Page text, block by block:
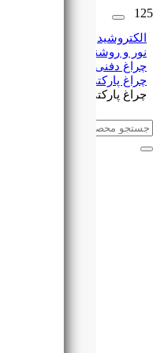
الکتروشید
نور و روشنایی
چراغ دفنی
چراغ پارکتی
چراغ پارکتی چشمی 3 وات رویه 5 سانت COB یزدنور